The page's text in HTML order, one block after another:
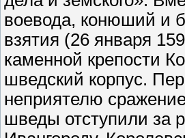
воевода, конюший и
взятия (26 января
каменной крепости
шведский корпус.
неприятелю
шведы отступили за